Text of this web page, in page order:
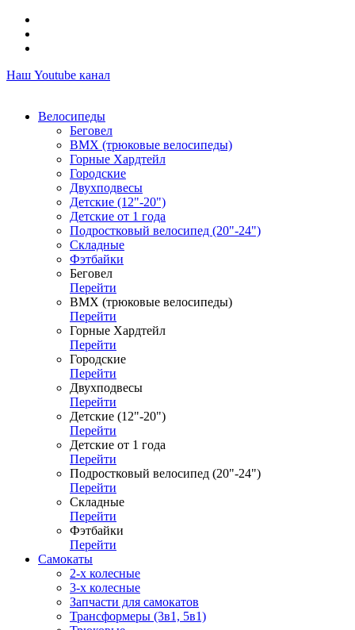
Наш Youtube канал
Велосипеды
Беговел
ВМХ (трюковые велосипеды)
Горные Хардтейл
Городские
Двухподвесы
Детские (12"-20")
Детские от 1 года
Подростковый велосипед (20"-24")
Складные
Фэтбайки
Беговел
Перейти
ВМХ (трюковые велосипеды)
Перейти
Горные Хардтейл
Перейти
Городские
Перейти
Двухподвесы
Перейти
Детские (12"-20")
Перейти
Детские от 1 года
Перейти
Подростковый велосипед (20"-24")
Перейти
Складные
Перейти
Фэтбайки
Перейти
Самокаты
2-х колесные
3-х колесные
Запчасти для самокатов
Трансформеры (3в1, 5в1)